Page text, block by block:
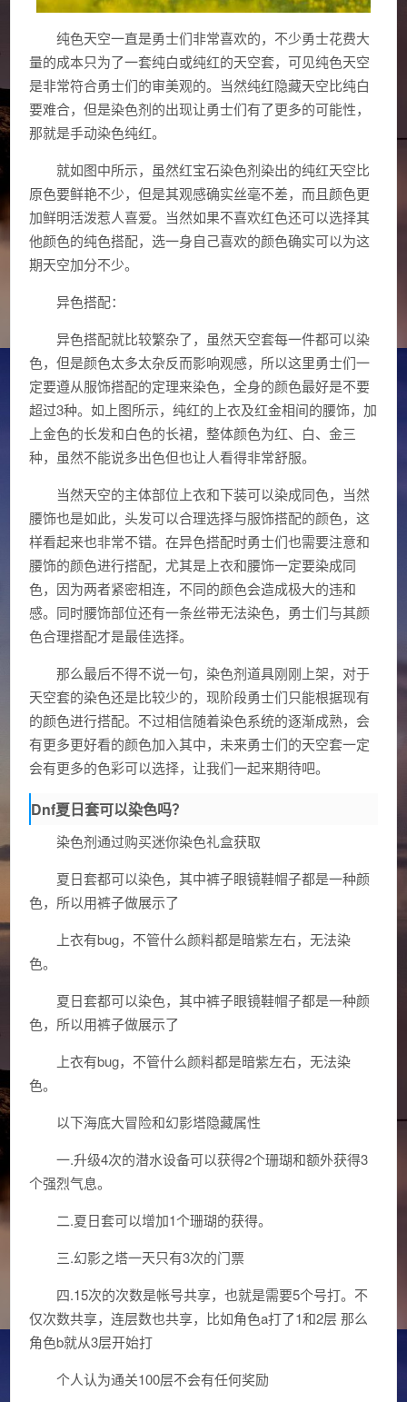
纯色天空一直是勇士们非常喜欢的，不少勇士花费大
量的成本只为了一套纯白或纯红的天空套，可见纯色天空
是非常符合勇士们的审美观的。当然纯红隐藏天空比纯白
要难合，但是染色剂的出现让勇士们有了更多的可能性，
那就是手动染色纯红。
就如图中所示，虽然红宝石染色剂染出的纯红天空比
原色要鲜艳不少，但是其观感确实丝毫不差，而且颜色更
加鲜明活泼惹人喜爱。当然如果不喜欢红色还可以选择其
他颜色的纯色搭配，选一身自己喜欢的颜色确实可以为这
期天空加分不少。
异色搭配：
异色搭配就比较繁杂了，虽然天空套每一件都可以染
色，但是颜色太多太杂反而影响观感，所以这里勇士们一
定要遵从服饰搭配的定理来染色，全身的颜色最好是不要
超过3种。如上图所示，纯红的上衣及红金相间的腰饰，加
上金色的长发和白色的长裙，整体颜色为红、白、金三
种，虽然不能说多出色但也让人看得非常舒服。
当然天空的主体部位上衣和下装可以染成同色，当然
腰饰也是如此，头发可以合理选择与服饰搭配的颜色，这
样看起来也非常不错。在异色搭配时勇士们也需要注意和
腰饰的颜色进行搭配，尤其是上衣和腰饰一定要染成同
色，因为两者紧密相连，不同的颜色会造成极大的违和
感。同时腰饰部位还有一条丝带无法染色，勇士们与其颜
色合理搭配才是最佳选择。
那么最后不得不说一句，染色剂道具刚刚上架，对于
天空套的染色还是比较少的，现阶段勇士们只能根据现有
的颜色进行搭配。不过相信随着染色系统的逐渐成熟，会
有更多更好看的颜色加入其中，未来勇士们的天空套一定
会有更多的色彩可以选择，让我们一起来期待吧。
Dnf夏日套可以染色吗？
染色剂通过购买迷你染色礼盒获取
夏日套都可以染色，其中裤子眼镜鞋帽子都是一种颜
色，所以用裤子做展示了
上衣有bug，不管什么颜料都是暗紫左右，无法染
色。
夏日套都可以染色，其中裤子眼镜鞋帽子都是一种颜
色，所以用裤子做展示了
上衣有bug，不管什么颜料都是暗紫左右，无法染
色。
以下海底大冒险和幻影塔隐藏属性
一.升级4次的潜水设备可以获得2个珊瑚和额外获得3
个强烈气息。
二.夏日套可以增加1个珊瑚的获得。
三.幻影之塔一天只有3次的门票
四.15次的次数是帐号共享，也就是需要5个号打。不
仅次数共享，连层数也共享，比如角色a打了1和2层 那么
角色b就从3层开始打
个人认为通关100层不会有任何奖励